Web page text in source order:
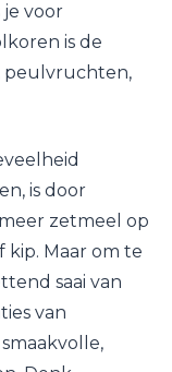
voor
is de
peulvruchten,
is door
zetmeel op
kip. Maar om te
saai van
van